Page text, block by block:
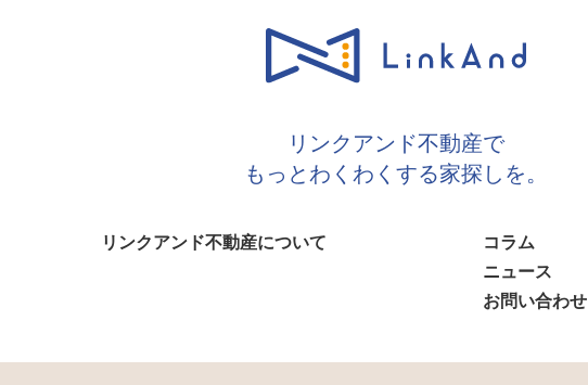
リンクアンド不動産で
もっとわくわくする家探しを。
リンクアンド不動産について
コラム
ニュース
お問い合わせ